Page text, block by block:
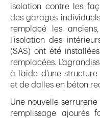
isolation contre les
des garages
remplacé les
l’isolation des
(SAS) ont été
remplacées.
à l’aide d’une
et de dalles en béton
Une nouvelle
remplissage ajourés